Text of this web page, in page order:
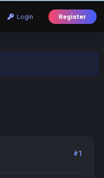
Login Register
#1